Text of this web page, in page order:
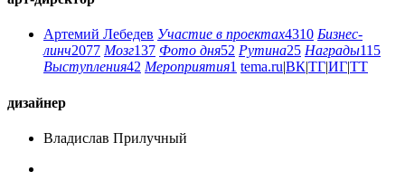
Артемий Лебедев Участие в проектах4310 Бизнес-
линч2077 Мозг137 Фото дня52 Рутина25 Награды115
Выступления42 Мероприятия1 tema.ru|ВК|ТГ|ИГ|ТТ
дизайнер
Владислав Прилучный